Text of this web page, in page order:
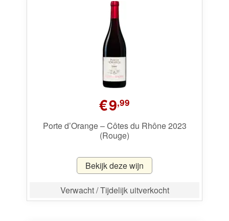
€9,99
Porte d’Orange – Côtes du Rhône 2023
(Rouge)
Bekijk deze wijn
Verwacht / Tijdelijk uitverkocht